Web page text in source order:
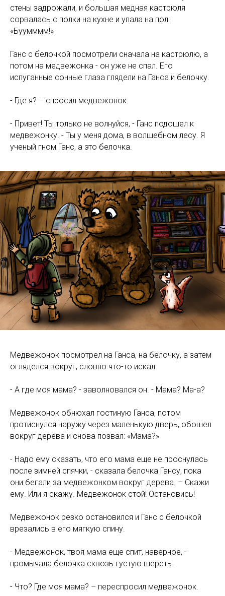
стены задрожали, и большая медная кастрюля
сорвалась с полки на кухне и упала на пол:
«Буумммм!»
Ганс с белочкой посмотрели сначала на кастрюлю, а
потом на медвежонка - он уже не спал. Его
испуганные сонные глаза глядели на Ганса и белочку.
- Где я? – спросил медвежонок.
- Привет! Ты только не волнуйся, - Ганс подошел к
медвежонку. - Ты у меня дома, в волшебном лесу. Я
ученый гном Ганс, а это белочка.
Медвежонок посмотрел на Ганса, на белочку, а затем
огляделся вокруг, словно что-то искал.
- А где моя мама? - заволновался он. - Мама? Ма-а?
Медвежонок обнюхал гостиную Ганса, потом
протиснулся наружу через маленькую дверь, обошел
вокруг дерева и снова позвал: «Мама?»
- Надо ему сказать, что его мама еще не проснулась
после зимней спячки, - сказала белочка Гансу, пока
они бегали за медвежонком вокруг дерева. – Скажи
ему. Или я скажу. Медвежонок стой! Остановись!
Медвежонок резко остановился и Ганс с белочкой
врезались в его мягкую спину.
- Медвежонок, твоя мама еще спит, наверное, -
промычала белочка сквозь густую шерсть.
- Что? Где моя мама? – переспросил медвежонок.